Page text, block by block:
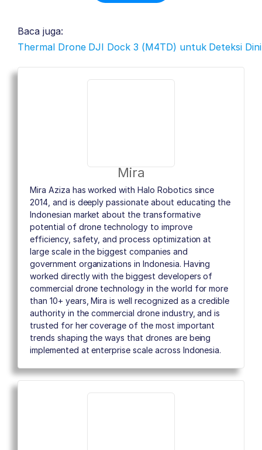
Baca juga:
Thermal Drone DJI Dock 3 (M4TD) untuk Deteksi
Mira
Mira Aziza has worked with Halo Robotics since
2014, and is deeply passionate about educating the
Indonesian market about the transformative
potential of drone technology to improve
efficiency, safety, and process optimization at
large scale in the biggest companies and
government organizations in Indonesia. Having
worked directly with the biggest developers of
commercial drone technology in the world for more
than 10+ years, Mira is well recognized as a credible
authority in the commercial drone industry, and is
trusted for her coverage of the most important
trends shaping the ways that drones are being
implemented at enterprise scale across Indonesia.